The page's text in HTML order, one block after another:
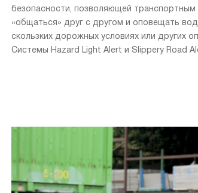
безопасности, позволяющей транспортным
«общаться» друг с другом и оповещать
скользких дорожных условиях или других
Системы Hazard Light Alert и Slippery Road